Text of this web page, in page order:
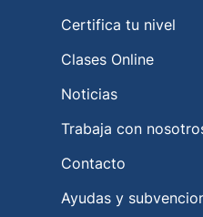
Certifica tu nivel
Clases Online
Noticias
Trabaja con
Contacto
Ayudas y